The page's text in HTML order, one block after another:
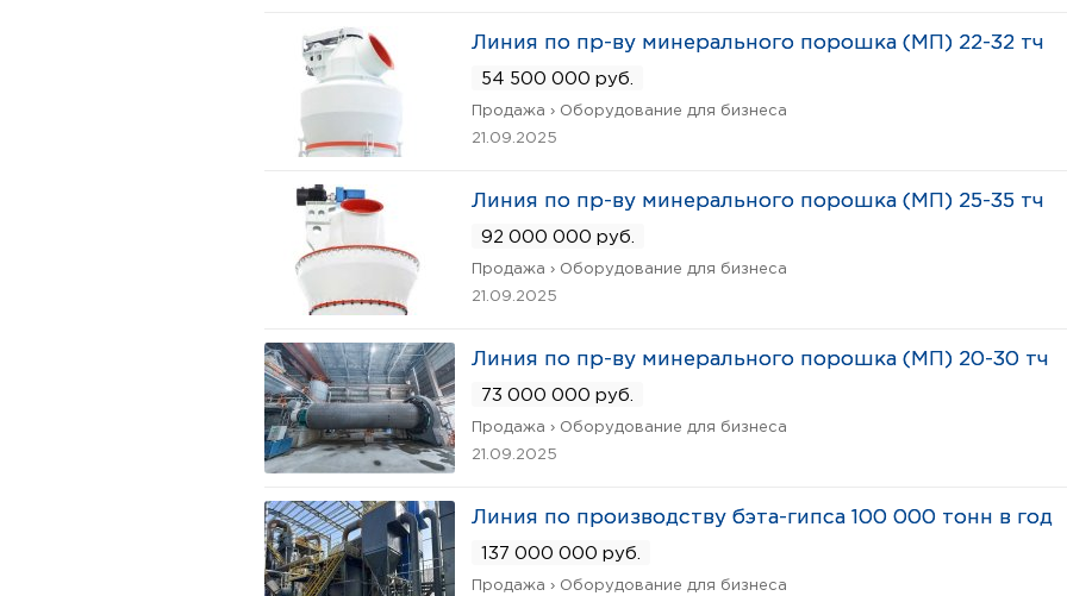
Линия по пр-ву минерального порошка (МП) 22-32 тч
54 500 000 руб.
Продажа › Оборудование для бизнеса
21.09.2025
Линия по пр-ву минерального порошка (МП) 25-35 тч
92 000 000 руб.
Продажа › Оборудование для бизнеса
21.09.2025
Линия по пр-ву минерального порошка (МП) 20-30 тч
73 000 000 руб.
Продажа › Оборудование для бизнеса
21.09.2025
Линия по производству бэта-гипса 100 000 тонн в год
137 000 000 руб.
Продажа › Оборудование для бизнеса